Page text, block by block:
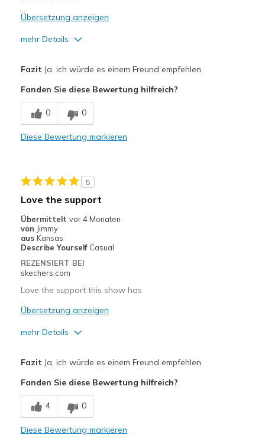
Width
View On Shoes
Übersetzung anzeigen
mehr Details
Stylish
Geeignete Verwendung
Casual Wear
View On Shoes
I'm Into Shoes
Fazit Ja, ich würde es einem Freund empfehlen
Fanden Sie diese Bewertung hilfreich?
0 0
Diese Bewertung markieren
5
Love the support
Übermittelt vor 4 Monaten
von Jimmy
aus Kansas
Describe Yourself Casual
REZENSIERT BEI
skechers.com
Love the support this show has
Übersetzung anzeigen
mehr Details
Geeignete Verwendung
Casual Wear
Fazit Ja, ich würde es einem Freund empfehlen
Fanden Sie diese Bewertung hilfreich?
4 0
Diese Bewertung markieren